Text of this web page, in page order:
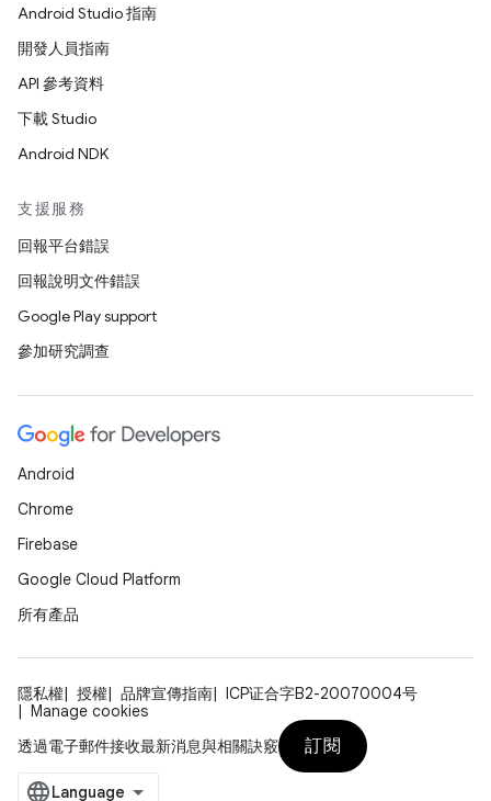
Android Studio 指南
開發人員指南
API 參考資料
下載 Studio
Android NDK
支援服務
回報平台錯誤
回報說明文件錯誤
Google Play support
參加研究調查
Android
Chrome
Firebase
Google Cloud Platform
所有產品
隱私權 授權 品牌宣傳指南
ICP证合字B2-20070004号
Manage cookies
透過電子郵件接收最新消息與相關訣竅
訂閱